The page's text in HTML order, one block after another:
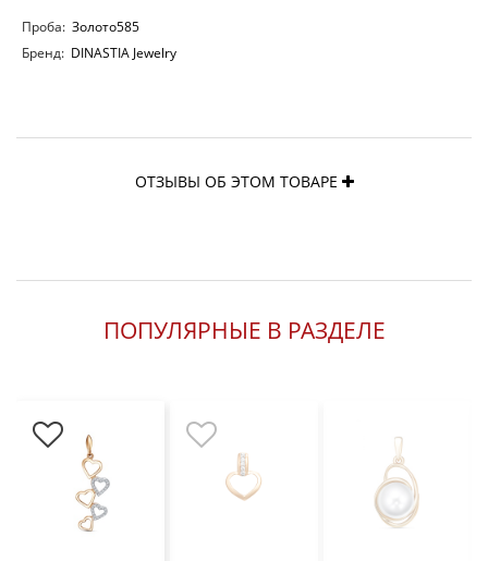
Проба: Золото585
Бренд: DINASTIA Jewelry
ОТЗЫВЫ ОБ ЭТОМ ТОВАРЕ
ПОПУЛЯРНЫЕ В РАЗДЕЛЕ